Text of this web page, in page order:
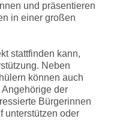
und präsentieren
in einer großen
stattfinden kann,
Neben
können auch
der
Bürgerinnen
unterstützen oder